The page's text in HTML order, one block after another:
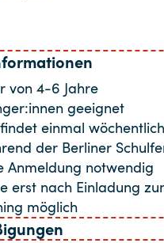
von 4-6 Jahre
geeignet
findet einmal
der Berliner
Anmeldung notwendig
erst nach Einladung
möglich